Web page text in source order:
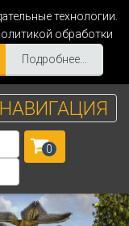
технологии.
обработки
Подробнее...
НАВИГАЦИЯ
0